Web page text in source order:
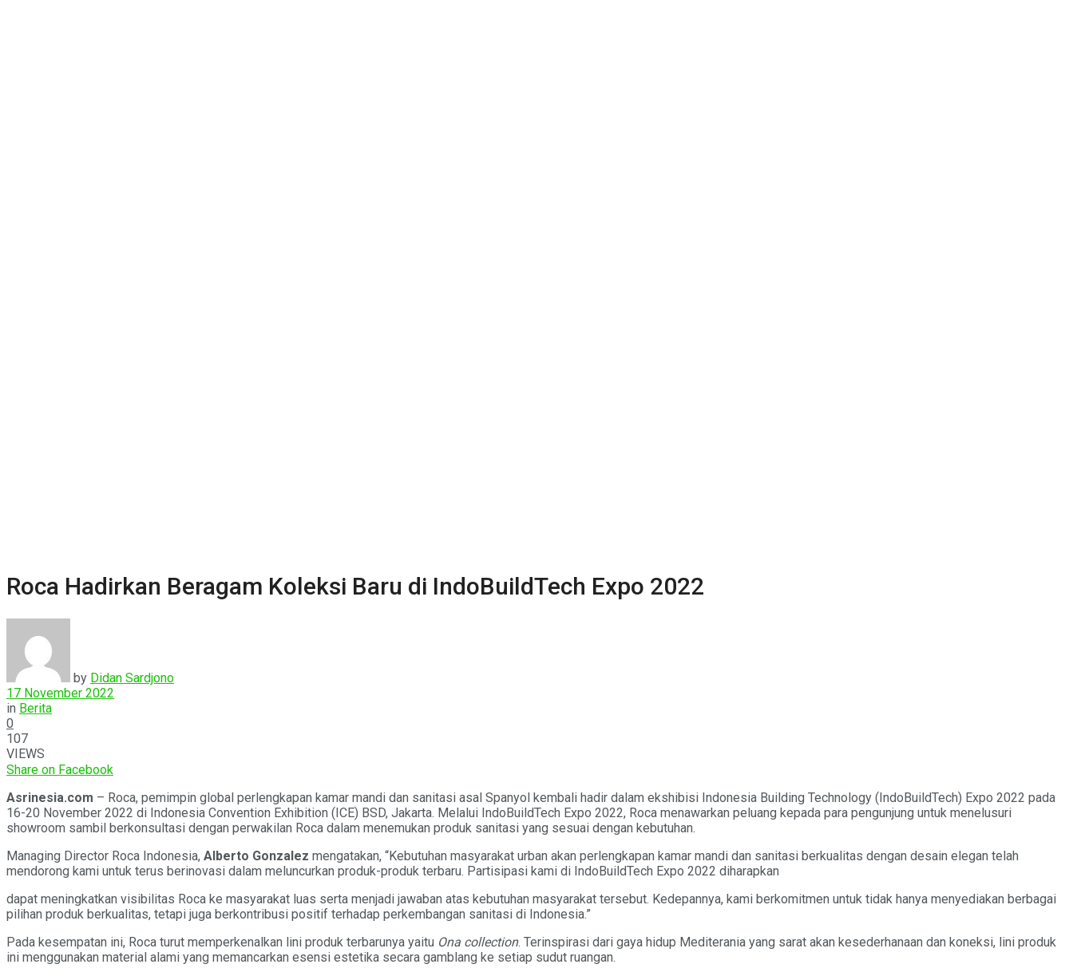
Roca Hadirkan Beragam Koleksi Baru di IndoBuildTech Expo 2022
by Didan Sardjono
17 November 2022
in Berita
0
107
VIEWS
Share on Facebook
Asrinesia.com – Roca, pemimpin global perlengkapan kamar mandi dan sanitasi asal Spanyol kembali hadir dalam ekshibisi Indonesia Building Technology (IndoBuildTech) Expo 2022 pada
16-20 November 2022 di Indonesia Convention Exhibition (ICE) BSD, Jakarta. Melalui IndoBuildTech Expo 2022, Roca menawarkan peluang kepada para pengunjung untuk menelusuri
showroom sambil berkonsultasi dengan perwakilan Roca dalam menemukan produk sanitasi yang sesuai dengan kebutuhan.
Managing Director Roca Indonesia, Alberto Gonzalez mengatakan, “Kebutuhan masyarakat urban akan perlengkapan kamar mandi dan sanitasi berkualitas dengan desain elegan telah
mendorong kami untuk terus berinovasi dalam meluncurkan produk-produk terbaru. Partisipasi kami di IndoBuildTech Expo 2022 diharapkan
dapat meningkatkan visibilitas Roca ke masyarakat luas serta menjadi jawaban atas kebutuhan masyarakat tersebut. Kedepannya, kami berkomitmen untuk tidak hanya menyediakan berbagai
pilihan produk berkualitas, tetapi juga berkontribusi positif terhadap perkembangan sanitasi di Indonesia.”
Pada kesempatan ini, Roca turut memperkenalkan lini produk terbarunya yaitu Ona collection. Terinspirasi dari gaya hidup Mediterania yang sarat akan kesederhanaan dan koneksi, lini produk
ini menggunakan material alami yang memancarkan esensi estetika secara gamblang ke setiap sudut ruangan.